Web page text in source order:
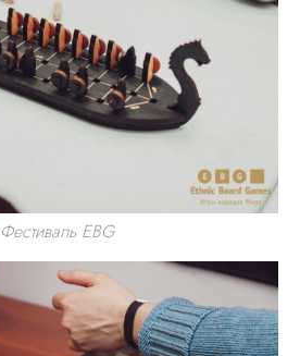
Фестиваль EBG